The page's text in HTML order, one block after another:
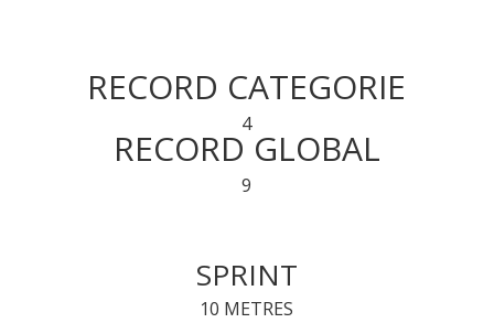
RECORD CATEGORIE
4
RECORD GLOBAL
9
SPRINT
10 METRES